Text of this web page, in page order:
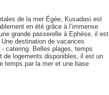
de la mer Égée, Kusadasi est
en été grâce à l’immense
grande passerelle à Ephèse, il est
destination de vacances
catering. Belles plages, temps
de logements disponibles, il est un
temps par la mer et une base